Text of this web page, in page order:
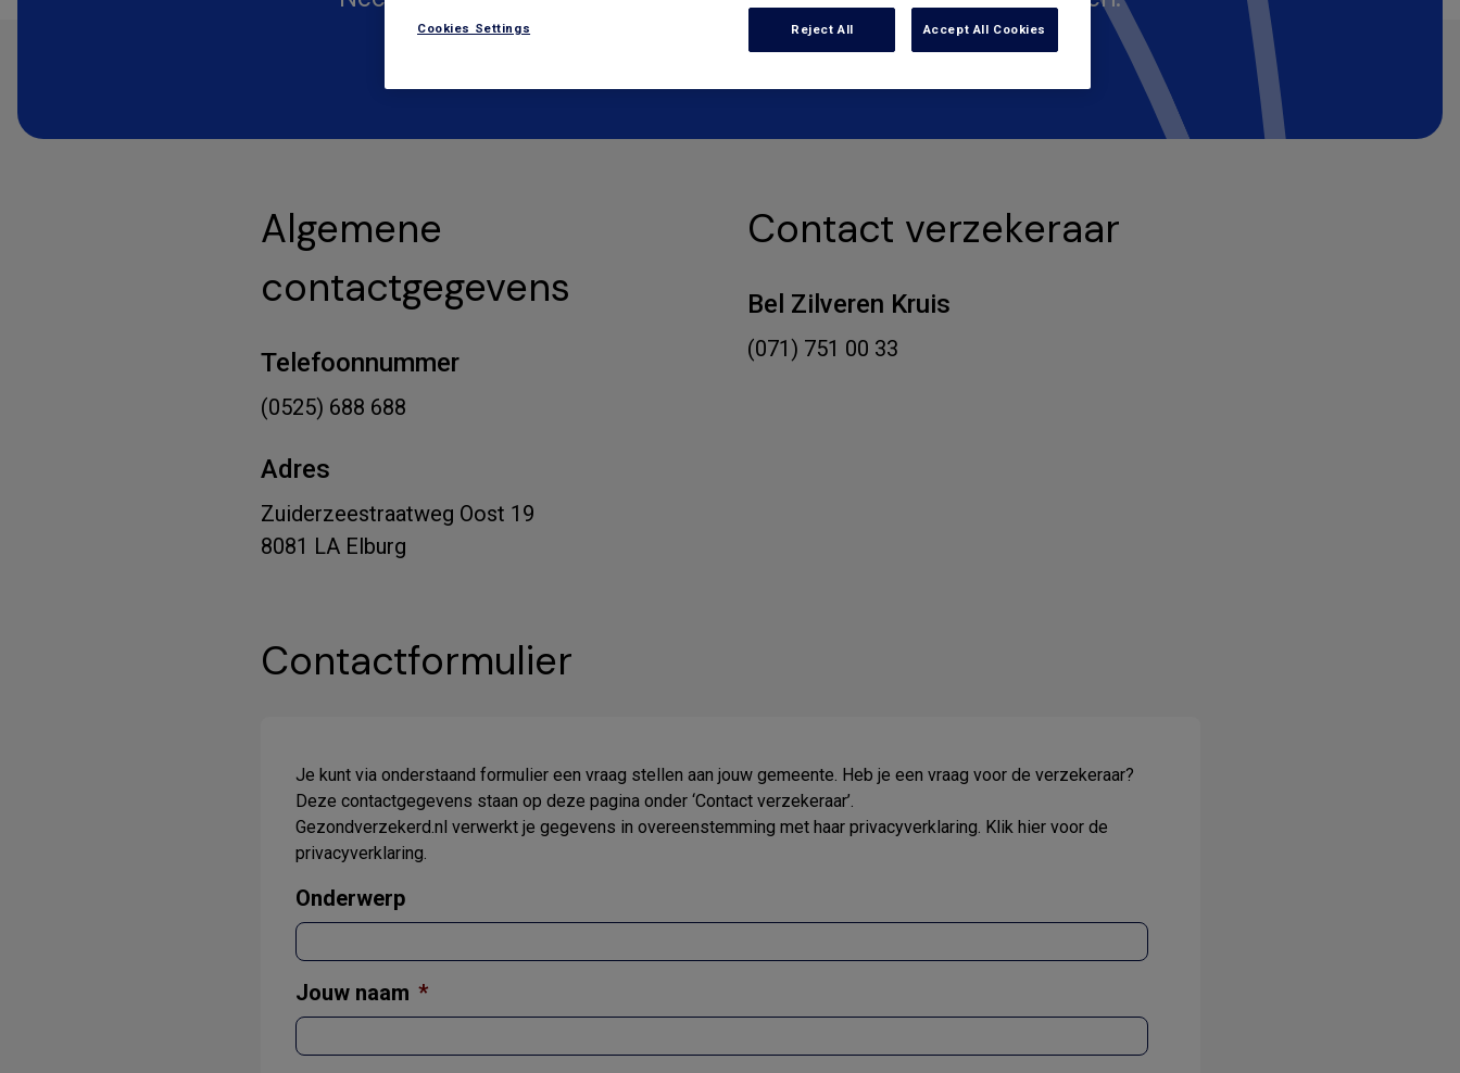
Algemene
contactgegevens
Telefoonnummer
(0525) 688 688
Adres
Zuiderzeestraatweg Oost 19
8081 LA Elburg
Contact verzekeraar
Bel Zilveren Kruis
(071) 751 00 33
Contactformulier
Je kunt via onderstaand formulier een vraag stellen aan jouw gemeente. Heb je een vraag voor de verzekeraar?
Deze contactgegevens staan op deze pagina onder ‘Contact verzekeraar’.
Gezondverzekerd.nl verwerkt je gegevens in overeenstemming met haar privacyverklaring. Klik hiervoor de
privacyverklaring.
Onderwerp
Jouw naam *
Reject All Accept All Cookies
Cookies Settings